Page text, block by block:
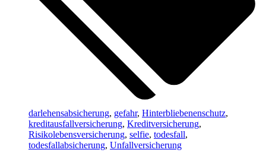
darlehensabsicherung, gefahr, Hinterbliebenenschutz,
kreditausfallversicherung, Kreditversicherung,
Risikolebensversicherung, selfie, todesfall,
todesfallabsicherung, Unfallversicherung